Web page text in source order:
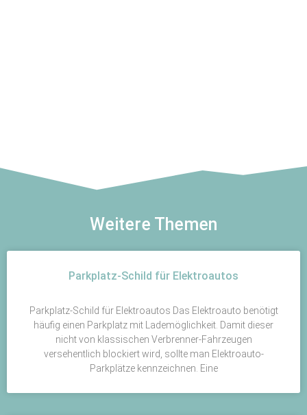
Weitere Themen
Parkplatz-Schild für Elektroautos
Parkplatz-Schild für Elektroautos Das Elektroauto benötigt
häufig einen Parkplatz mit Lademöglichkeit. Damit dieser
nicht von klassischen Verbrenner-Fahrzeugen
versehentlich blockiert wird, sollte man Elektroauto-
Parkplätze kennzeichnen. Eine